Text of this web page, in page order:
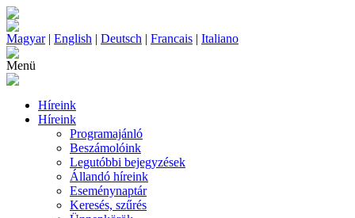
Magyar| English | Deutsch | Francais | Italiano
Menü
Híreink
Híreink
Programajánló
Beszámolóink
Legutóbbi bejegyzések
Állandó híreink
Eseménynaptár
Keresés, szűrés